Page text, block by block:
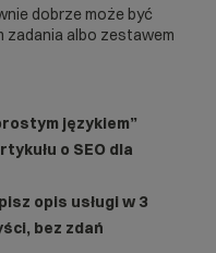
dobrze może być
zadania albo zestawem
językiem”
o SEO dla
opis usługi w 3
bez zdań